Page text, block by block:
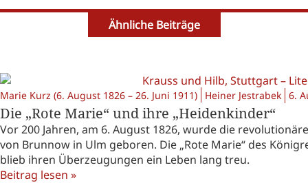
Ähnliche Beiträge
Marie Kurz (6. August 1826 – 26. Juni 1911) Heiner Jestrabek 6.
Die „Rote Marie“ und ihre „Heidenkinder“
Vor 200 Jahren, am 6. August 1826, wurde die
von Brunnow in Ulm geboren. Die „Rote Marie“ des
blieb ihren Überzeugungen ein Leben lang treu.
Beitrag lesen »